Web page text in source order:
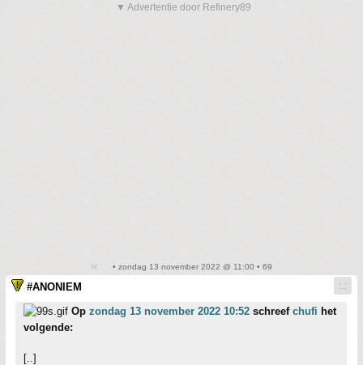
▼ Advertentie door Refinery89
• zondag 13 november 2022 @ 11:00 • 69
#ANONIEM
Op zondag 13 november 2022 10:52 schreef chufi het
volgende:
[..]